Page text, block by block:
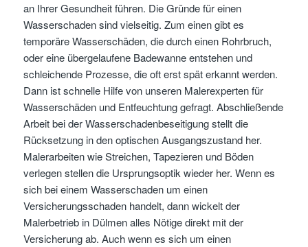
an Ihrer Gesundheit führen. Die Gründe für einen
Wasserschaden sind vielseitig. Zum einen gibt es
temporäre Wasserschäden, die durch einen Rohrbruch,
oder eine übergelaufene Badewanne entstehen und
schleichende Prozesse, die oft erst spät erkannt werden.
Dann ist schnelle Hilfe von unseren Malerexperten für
Wasserschäden und Entfeuchtung gefragt. Abschließende
Arbeit bei der Wasserschadenbeseitigung stellt die
Rücksetzung in den optischen Ausgangszustand her.
Malerarbeiten wie Streichen, Tapezieren und Böden
verlegen stellen die Ursprungsoptik wieder her. Wenn es
sich bei einem Wasserschaden um einen
Versicherungsschaden handelt, dann wickelt der
Malerbetrieb in Dülmen alles Nötige direkt mit der
Versicherung ab. Auch wenn es sich um einen